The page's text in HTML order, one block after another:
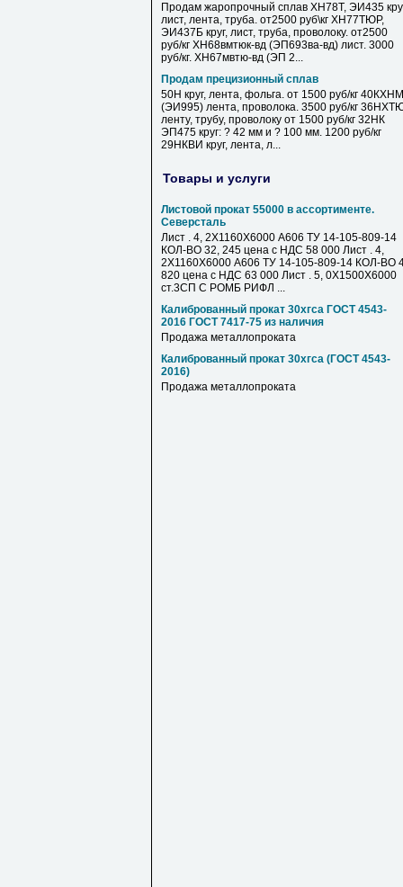
Продам жаропрочный сплав ХН78Т, ЭИ435
лист, лента, труба. от2500 руб\кг ХН77ТЮР,
ЭИ437Б круг, лист, труба, проволоку. от2500
руб/кг ХН68вмтюк-вд (ЭП693ва-вд) лист. 3000
руб/кг. ХН67мвтю-вд (ЭП 2...
Продам прецизионный сплав
50Н круг, лента, фольга. от 1500 руб/кг 40КХНМ
(ЭИ995) лента, проволока. 3500 руб/кг
ленту, трубу, проволоку от 1500 руб/кг 32НК
ЭП475 круг: ? 42 мм и ? 100 мм. 1200 руб/кг
29НКВИ круг, лента, л...
Товары и услуги
Листовой прокат 55000 в ассортименте.
Северсталь
Лист . 4, 2Х1160Х6000 А606 ТУ 14-105-809-14
КОЛ-ВО 32, 245 цена с НДС 58 000 Лист . 4,
2Х1160Х6000 А606 ТУ 14-105-809-14 КОЛ-ВО
820 цена с НДС 63 000 Лист . 5, 0Х1500Х6000
ст.3СП С РОМБ РИФЛ ...
Калиброванный прокат 30хгса ГОСТ 4543-
2016 ГОСТ 7417-75 из наличия
Продажа металлопроката
Калиброванный прокат 30хгса (ГОСТ 4543-
2016)
Продажа металлопроката